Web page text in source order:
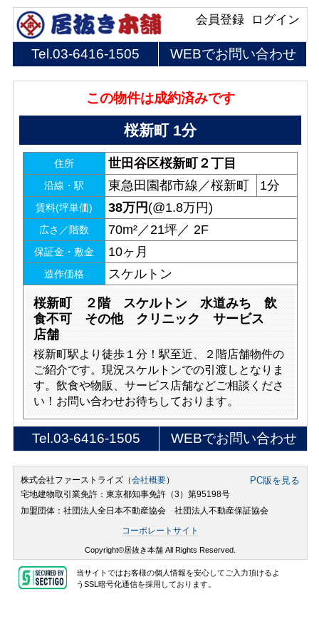
ログイン
会員登録
Tel.03-6416-1505 WEBでお問い合わせ
この物件は成約済みです
桜新町 1分
住所 世田谷区桜新町２丁目
沿線・駅 東急田園都市線／桜新町 1分
賃料(坪単価) 38万円 (@1.8万円)
広さ／階数 70m²／21坪／ 2F
保証金・敷金 10ヶ月
造作価格 スケルトン
桜新町 ２階 スケルトン 水道みち 飲
食不可 その他 クリニック サービス
店舗
桜新町駅より徒歩１分！駅至近、２階店舗物件の
ご紹介です。現況スケルトンでの引渡しとなりま
す。飲食や物販、サービス店舗などご相談くださ
い！お問い合わせお待ちしております。
Tel.03-6416-1505 WEBでお問い合わせ
株式会社ファーストライズ（会社概要） PC版を見る
宅地建物取引業免許：東京都知事免許（3）第95198号
加盟団体：社団法人全日本不動産協会 社団法人不動産保証協会
コーポレートサイト
Copyright©居抜き本舗 All Rights Reserved.
当サイトではお客様の個人情報を安心してご入力頂けるよ
うSSL暗号化通信を採用しております。